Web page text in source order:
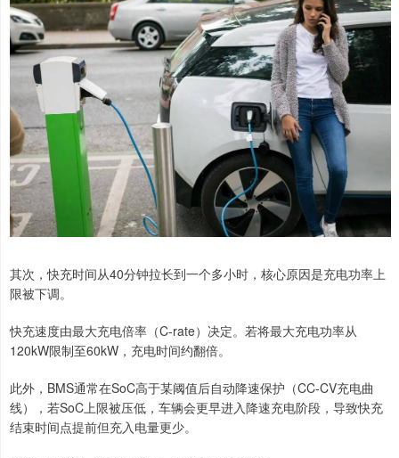
其次，快充时间从40分钟拉长到一个多小时，核心原因是充电功率上
限被下调。
快充速度由最大充电倍率（C-rate）决定。若将最大充电功率从
120kW限制至60kW，充电时间约翻倍。
此外，BMS通常在SoC高于某阈值后自动降速保护（CC-CV充电曲
线），若SoC上限被压低，车辆会更早进入降速充电阶段，导致快充
结束时间点提前但充入电量更少。